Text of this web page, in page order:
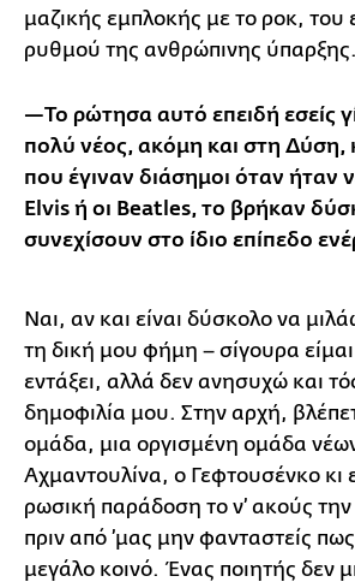
μαζικής εμπλοκής με το ροκ, του
ρυθμού της ανθρώπινης ύπαρξης.
—Το ρώτησα αυτό επειδή εσείς
πολύ νέος, ακόμη και στη Δύση,
που έγιναν διάσημοι όταν ήταν
Elvis ή οι Beatles, το βρήκαν
συνεχίσουν στο ίδιο επίπεδο
Ναι, αν και είναι δύσκολο να
τη δική μου φήμη – σίγουρα
εντάξει, αλλά δεν ανησυχώ και
δημοφιλία μου. Στην αρχή,
ομάδα, μια οργισμένη ομάδα
Αχμαντουλίνα, ο Γεφτουσένκο κι
ρωσική παράδοση το ν’ ακούς
πριν από ’μας μην φανταστείς
μεγάλο κοινό. Ένας ποιητής δεν